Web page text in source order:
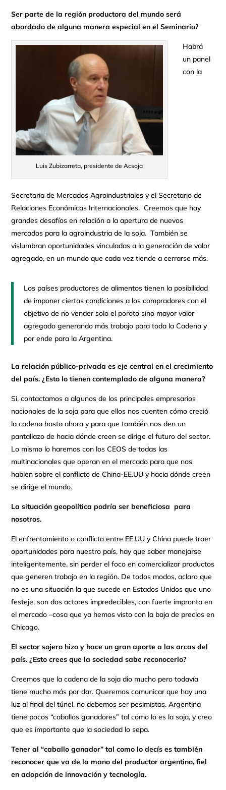
Ser parte de la región productora del mundo será
abordado de alguna manera especial en el Seminario?
Luis Zubizarreta, presidente de Acsoja
Habrá
un panel
con la
Secretaria de Mercados Agroindustriales y el Secretario de
Relaciones Económicas Internacionales. Creemos que hay
grandes desafíos en relación a la apertura de nuevos
mercados para la agroindustria de la soja. También se
vislumbran oportunidades vinculadas a la generación de valor
agregado, en un mundo que cada vez tiende a cerrarse más.
Los países productores de alimentos tienen la posibilidad
de imponer ciertas condiciones a los compradores con el
objetivo de no vender solo el poroto sino mayor valor
agregado generando más trabajo para toda la Cadena y
por ende para la Argentina.
La relación público-privada es eje central en el crecimiento
del país. ¿Esto lo tienen contemplado de alguna manera?
Si, contactamos a algunos de los principales empresarios
nacionales de la soja para que ellos nos cuenten cómo creció
la cadena hasta ahora y para que también nos den un
pantallazo de hacia dónde creen se dirige el futuro del sector.
Lo mismo lo haremos con los CEOS de todas las
multinacionales que operan en el mercado para que nos
hablen sobre el conflicto de China-EE.UU y hacia dónde creen
se dirige el mundo.
La situación geopolítica podría ser beneficiosa para
nosotros.
El enfrentamiento o conflicto entre EE.UU y China puede traer
oportunidades para nuestro país, hay que saber manejarse
inteligentemente, sin perder el foco en comercializar productos
que generen trabajo en la región. De todos modos, aclaro que
no es una situación la que sucede en Estados Unidos que uno
festeje, son dos actores impredecibles, con fuerte impronta en
el mercado –cosa que ya hemos visto con la baja de precios en
Chicago.
El sector sojero hizo y hace un gran aporte a las arcas del
país. ¿Esto crees que la sociedad sabe reconocerlo?
Creemos que la cadena de la soja dio mucho pero todavía
tiene mucho más por dar. Queremos comunicar que hay una
luz al final del túnel, no debemos ser pesimistas. Argentina
tiene pocos “caballos ganadores” tal como lo es la soja, y creo
que es importante que la sociedad lo sepa.
Tener al “caballo ganador” tal como lo decís es también
reconocer que va de la mano del productor argentino, fiel
en adopción de innovación y tecnología.